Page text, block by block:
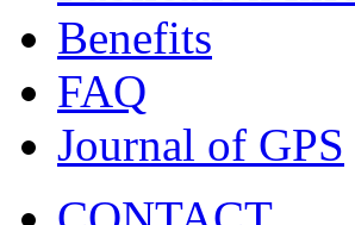
Benefits
FAQ
Journal of GPS